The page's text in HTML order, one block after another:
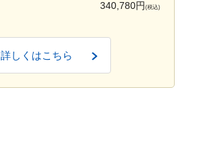
340,780円 (税込)
詳しくはこちら